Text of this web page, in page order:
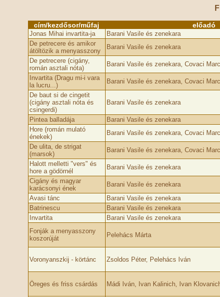
cím/kezdősor/műfaj előadó
Jonas Mihai invartita-ja
Barani Vasile és zenekara
De petrecere és amikor
átöltözik a menyasszony
Barani Vasile és zenekara
De petrecere (cigány,
román asztali nóta)
Barani Vasile és zenekara, Covaci
Invartita (Dragu mi-i vara
la lucru...)
Barani Vasile és zenekara, Covaci
De baut si de cingetit
(cigány asztali nóta és
csingerd­­i)
Barani Vasile és zenekara
Pintea balladája
Barani Vasile és zenekara
Hore (román mulató
énekek)
Barani Vasile és zenekara, Covaci
De ulita, de strigat
(marsok)
Barani Vasile és zenekara, Covaci
Halott melletti "vers" és
hore a gödörnél
Barani Vasile és zenekara
Cigány és magyar
karácsonyi ének
Barani Vasile és zenekara
Avasi tánc
Barani Vasile és zenekara
Batrinescu
Barani Vasile és zenekara
Invartita
Barani Vasile és zenekara
Fonják a menyasszony
koszorúját
Pelehács Márta
Voronyanszkij - körtánc Zsoldos Péter, Pelehács Iván
Öreges és friss csárdás Mádi Iván, Ivan Kalinich, Ivan